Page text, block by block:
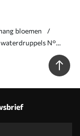
bloemen
N°